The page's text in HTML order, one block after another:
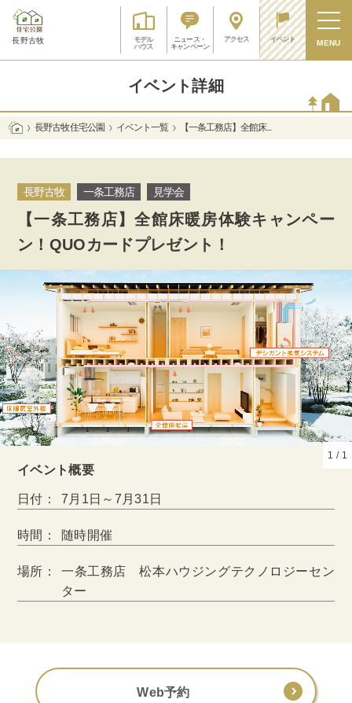
長野古牧
モデル
ハウス
ニュース・
キャンペーン
アクセス イベント MENU
イベント詳細
長野古牧 住宅公園 イベント一覧 【一条工務店】全館床...
長野古牧 一条工務店 見学会
【一条工務店】全館床暖房体験キャンペー
ン！QUOカードプレゼント！
1 / 1
イベント概要
日付： 7月1日～7月31日
時間： 随時開催
場所：
一条工務店 松本ハウジングテクノロジーセン
ター
Web予約